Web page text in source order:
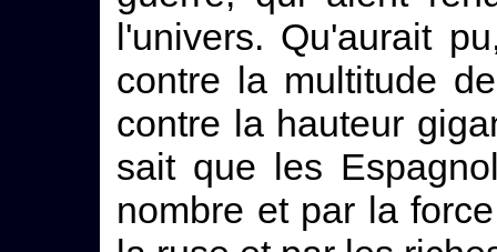
l'univers. Qu'aurait
contre la multitude
contre la hauteur
sait que les
nombre et par la